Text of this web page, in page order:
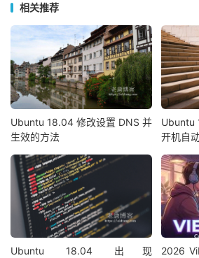
相关推荐
Ubuntu 18.04 修改设置 DNS 并
生效的方法
Ubuntu
开机自
Ubuntu 18.04 出现
2026